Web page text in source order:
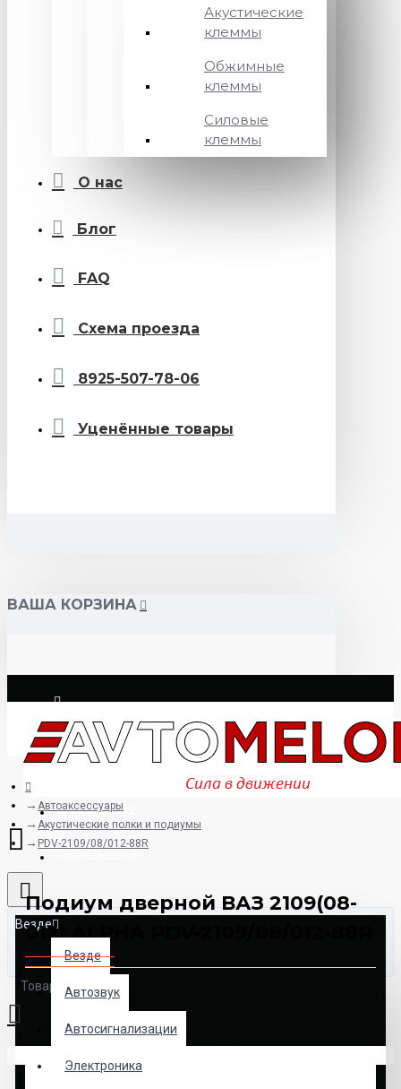
Акустические
клеммы
Обжимные
клеммы
Силовые
клеммы
О нас
Блог
FAQ
Схема проезда
8925-507-78-06
Уценённые товары
ВАША КОРЗИНА
Логин
Регистрация
8925-507-78-06
Везде
Везде
Автозвук
Автосигнализации
Электроника
Товаров: 0 (0.00р.)
Автоаксессуары
Акустические полки и подиумы
PDV-2109/08/012-88R
Подиум дверной ВАЗ 2109(08-
012) ALPHA PDV-2109/08/012-88R